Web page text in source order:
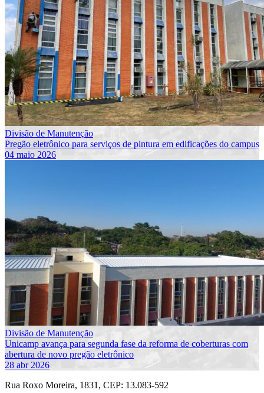
Divisão de Manutenção
Pregão eletrônico para serviços de pintura em edificações do campus
04 maio 2026
Divisão de Manutenção
Unicamp avança para segunda fase da reforma de coberturas com
abertura de novo pregão eletrônico
28 abr 2026
Rua Roxo Moreira, 1831, CEP: 13.083-592